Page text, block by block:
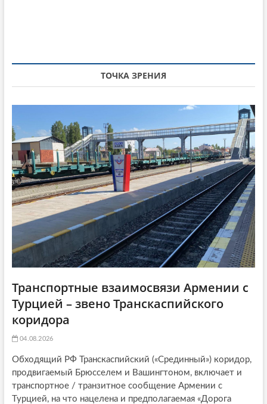
g
a
t
i
o
n
т
:
ь
ТОЧКА ЗРЕНИЯ
Транспортные взаимосвязи Армении с
Турцией – звено Транскаспийского
коридора
04.08.2026
Обходящий РФ Транскаспийский («Срединный») коридор,
продвигаемый Брюсселем и Вашингтоном, включает и
транспортное / транзитное сообщение Армении с
Турцией, на что нацелена и предполагаемая «Дорога